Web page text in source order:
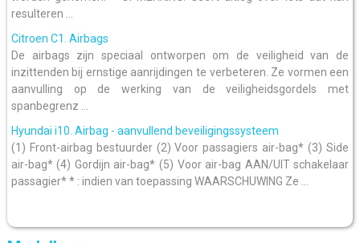
resulteren ...
Citroen C1. Airbags
De airbags zijn speciaal ontworpen om de veiligheid van de
inzittenden bij ernstige aanrijdingen te verbeteren. Ze vormen een
aanvulling op de werking van de veiligheidsgordels met
spanbegrenz ...
Hyundai i10. Airbag - aanvullend beveiligingssysteem
(1) Front-airbag bestuurder (2) Voor passagiers air-bag* (3) Side
air-bag* (4) Gordijn air-bag* (5) Voor air-bag AAN/UIT schakelaar
passagier* * : indien van toepassing WAARSCHUWING Ze ...